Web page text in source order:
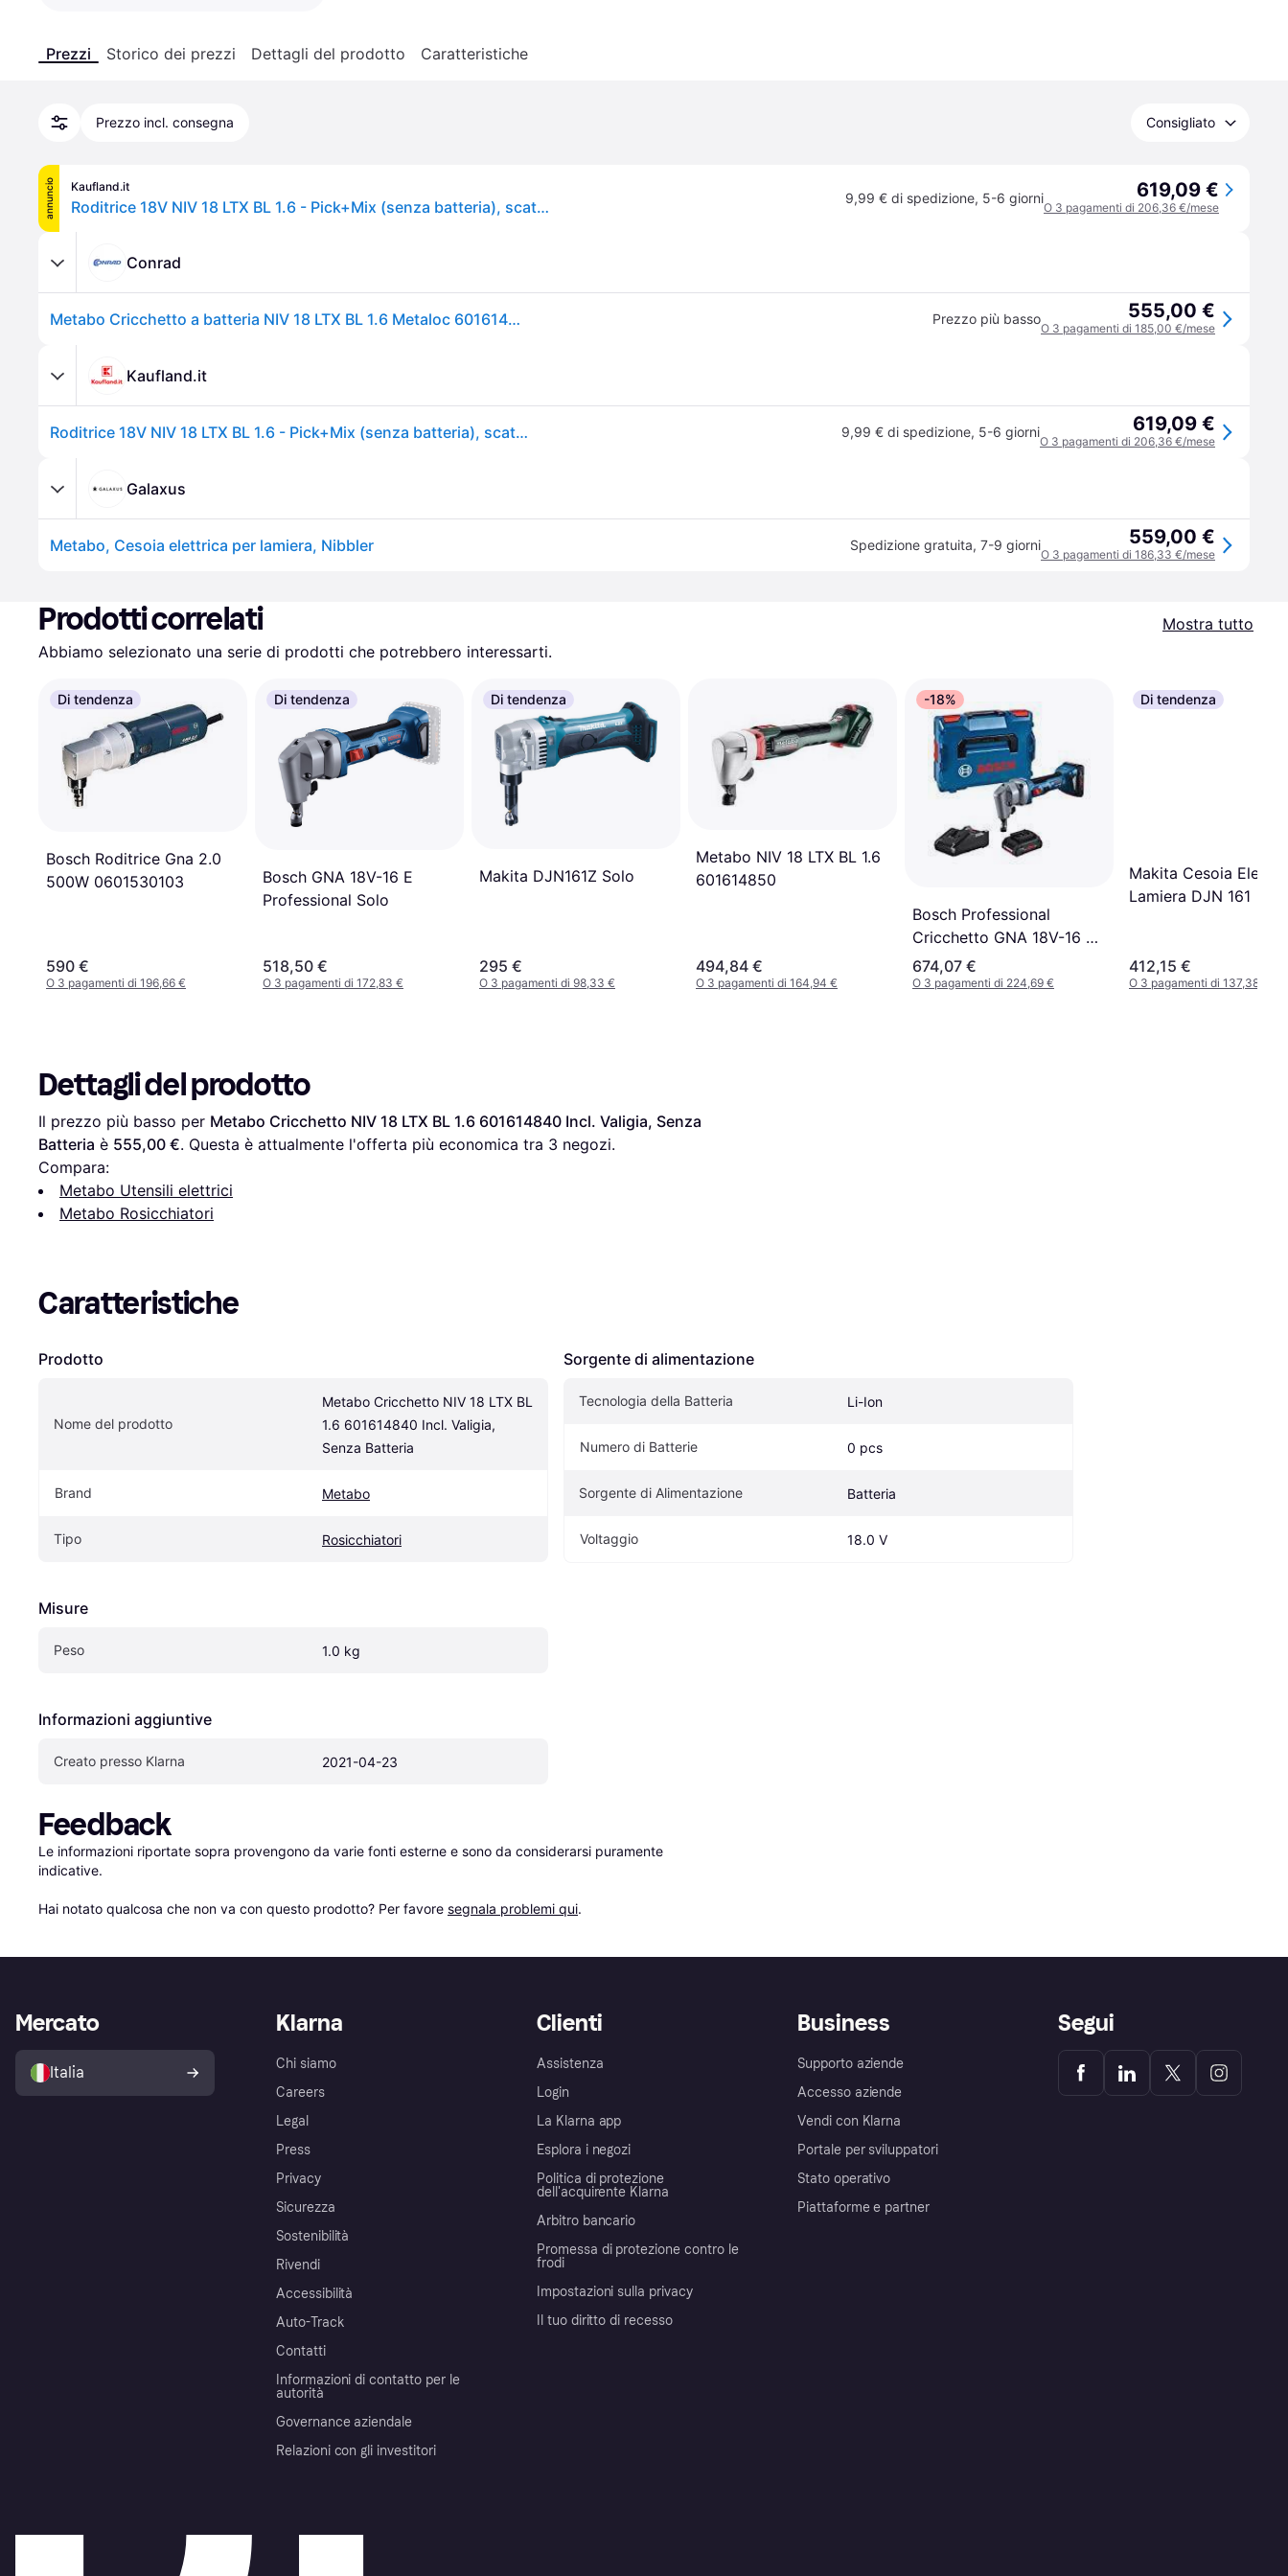
Prezzi Storico dei prezzi Dettagli del prodotto Caratteristiche
Prezzo incl. consegna Consigliato
annuncio Kaufland.it
Roditrice 18V NIV 18 LTX BL 1.6 - Pick+Mix (senza batteria), scatola Metabox 9,99 € di spedizione, 5-6 giorni 619,09 €
O 3 pagamenti di 206,36 €/mese
Conrad
Metabo Cricchetto a batteria NIV 18 LTX BL 1.6 Metaloc 601614840 incl. valigia, senza batteria Tensione batterie ricaricabili 18 V Prezzo più basso 555,00 €
O 3 pagamenti di 185,00 €/mese
Kaufland.it
Roditrice 18V NIV 18 LTX BL 1.6 - Pick+Mix (senza batteria), scatola Metabox 9,99 € di spedizione, 5-6 giorni 619,09 €
O 3 pagamenti di 206,36 €/mese
Galaxus
Metabo, Cesoia elettrica per lamiera, Nibbler Spedizione gratuita, 7-9 giorni 559,00 €
O 3 pagamenti di 186,33 €/mese
Prodotti correlati
Mostra tutto
Abbiamo selezionato una serie di prodotti che potrebbero interessarti.
Di tendenza
Bosch Roditrice Gna 2.0
500W 0601530103
590 €
O 3 pagamenti di 196,66 €
Di tendenza
Bosch GNA 18V-16 E
Professional Solo
518,50 €
O 3 pagamenti di 172,83 €
Di tendenza
Makita DJN161Z Solo
295 €
O 3 pagamenti di 98,33 €
Metabo NIV 18 LTX BL 1.6
601614850
494,84 €
O 3 pagamenti di 164,94 €
-18%
Bosch Professional
Cricchetto GNA 18V-16 E
0601529601 700 W
Tensione
674,07 €
O 3 pagamenti di 224,69 €
Di tendenza
Makita Cesoia
Lamiera DJN 161
412,15 €
O 3 pagamenti di 137,38 €
Dettagli del prodotto
Il prezzo più basso per Metabo Cricchetto NIV 18 LTX BL 1.6 601614840 Incl. Valigia, Senza
Batteria è 555,00 €. Questa è attualmente l'offerta più economica tra 3 negozi.
Compara:
Metabo Utensili elettrici
Metabo Rosicchiatori
Caratteristiche
Prodotto
Nome del prodotto
Metabo Cricchetto NIV 18 LTX BL
1.6 601614840 Incl. Valigia,
Senza Batteria
Brand Metabo
Tipo Rosicchiatori
Misure
Peso 1.0 kg
Informazioni aggiuntive
Creato presso Klarna 2021-04-23
Sorgente di alimentazione
Tecnologia della Batteria Li-Ion
Numero di Batterie 0 pcs
Sorgente di Alimentazione Batteria
Voltaggio 18.0 V
Feedback
Le informazioni riportate sopra provengono da varie fonti esterne e sono da considerarsi puramente
indicative.
Hai notato qualcosa che non va con questo prodotto? Per favore segnala problemi qui.
Klarna
Chi siamo
Careers
Legal
Press
Privacy
Sicurezza
Sostenibilità
Rivendi
Accessibilità
Auto-Track
Contatti
Informazioni di contatto per le
autorità
Governance aziendale
Relazioni con gli investitori
Clienti
Assistenza
Login
La Klarna app
Esplora i negozi
Politica di protezione
dell'acquirente Klarna
Arbitro bancario
Promessa di protezione contro le
frodi
Impostazioni sulla privacy
Il tuo diritto di recesso
Business
Supporto aziende
Accesso aziende
Vendi con Klarna
Portale per sviluppatori
Stato operativo
Piattaforme e partner
Mercato
Italia
Segui